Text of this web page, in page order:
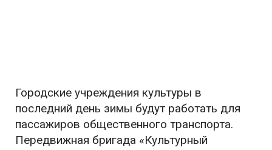
Городские учреждения культуры в
последний день зимы будут работать для
пассажиров общественного транспорта.
Передвижная бригада «Культурный